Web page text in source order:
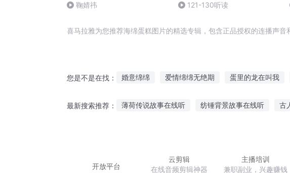
鞠婧祎 121-130听读
喜马拉雅为您推荐海绵蛋糕图片的精选专辑，包含正品授权的连播声
您是不是在找： 婚意绵绵 爱情绵绵无绝期 蛋里的龙在叫我
最新搜索推荐： 薄荷传说故事在线听 纺锤背景故事在线听 古
开放平台
云剪辑
在线音频剪辑神器
主播培训
兼职副业，兴趣赚钱